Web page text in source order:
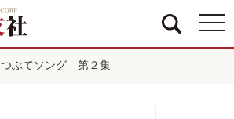
つぶてソング 第２集